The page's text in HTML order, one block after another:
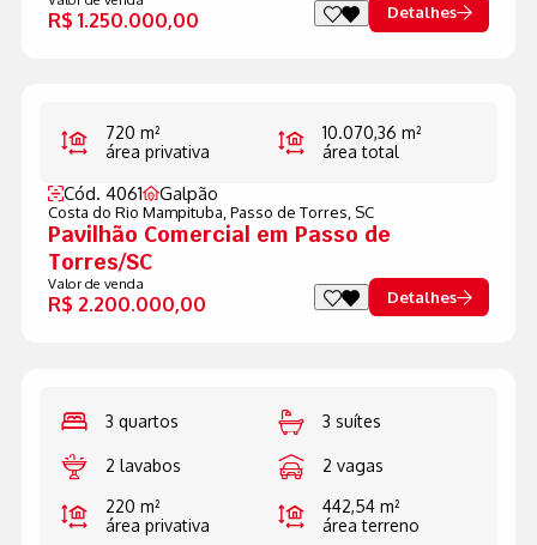
R$ 1.250.000,00 Detalhes
720 m²
área privativa
10.070,36 m²
área total
Cód. 4061 Galpão
Costa do Rio Mampituba,Passo de Torres, SC
Pavilhão Comercial em Passo de
Torres/SC
Valor de venda
R$ 2.200.000,00 Detalhes
3 quartos 3 suítes
2 lavabos
2 vagas
220 m²
área privativa
442,54 m²
área terreno